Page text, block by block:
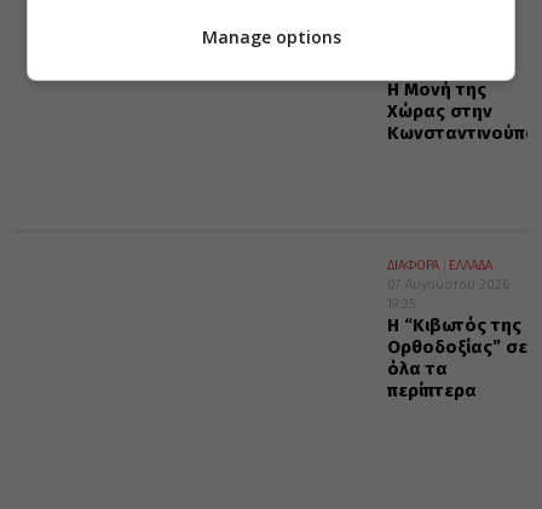
Η Μονή της
Χώρας στην
ΔΙΑΦΟΡΑ
ΕΛΛΑΔΑ
07 Αυγούστου 2026
19:25
Η “Κιβωτός της
Ορθοδοξίας” σε
όλα τα
περίπτερα
Manage options